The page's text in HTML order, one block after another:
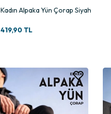
Kadın Alpaka Yün Çorap Siyah
419,90 TL